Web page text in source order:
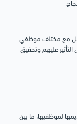
مع مختلف موظفي
عليهم وتحقيق
لموظفيها، ما بين